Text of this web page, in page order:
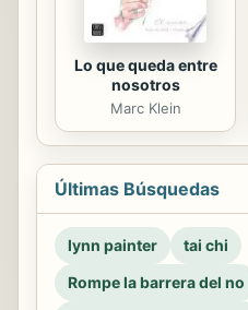
Lo que queda entre
nosotros
Marc Klein
Últimas Búsquedas
lynn painter
tai chi
Rompe la barrera del no